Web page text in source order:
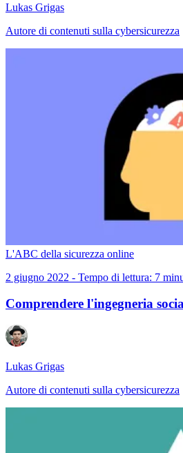
Lukas Grigas
Autore di contenuti sulla cybersicurezza
L'ABC della sicurezza online
2 giugno 2022 - Tempo di lettura: 7
Comprendere l'ingegneria
Lukas Grigas
Autore di contenuti sulla cybersicurezza